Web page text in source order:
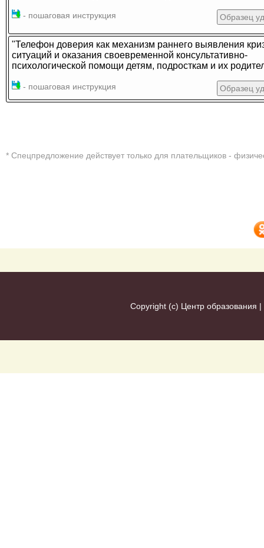
- пошаговая инструкция Образец
"Телефон доверия как механизм раннего выявления
ситуаций и оказания своевременной консультативно-
психологической помощи детям, подросткам и их
- пошаговая инструкция Образец
* Cпецпредложение действует только для плательщиков -
Copyright (c) Центр образования |